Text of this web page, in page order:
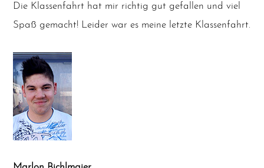
Die Klas­sen­fahrt hat mir rich­tig gut gefal­len und viel
Spaß gemacht! Lei­der war es mei­ne letz­te Klassenfahrt.